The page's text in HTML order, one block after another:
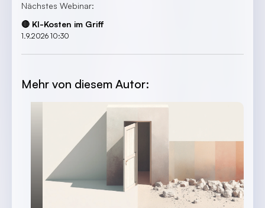
Nächstes Webinar:
🔴 KI-Kosten im Griff
1.9.2026 10:30
Mehr von diesem Autor: